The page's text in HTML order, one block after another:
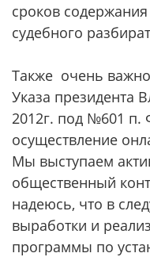
сроков
судебного
Также очень
Указа президента
2012г. под №601 п.
осуществление
Мы выступаем
общественный
надеюсь, что в
выработки и
программы по